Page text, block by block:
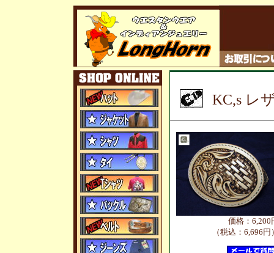
KC,s レ
価格：6,200
（税込：6,696円